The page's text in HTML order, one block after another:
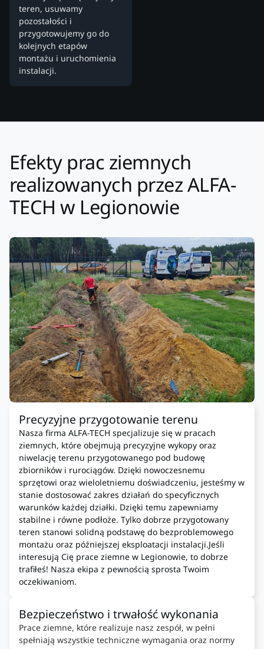
teren, usuwamy
pozostałości i
przygotowujemy go do
kolejnych etapów
montażu i uruchomienia
instalacji.
Efekty prac ziemnych
realizowanych przez ALFA-
TECH w Legionowie
Precyzyjne przygotowanie terenu
Nasza firma ALFA-TECH specjalizuje się w pracach
ziemnych, które obejmują precyzyjne wykopy oraz
niwelację terenu przygotowanego pod budowę
zbiorników i rurociągów. Dzięki nowoczesnemu
sprzętowi oraz wieloletniemu doświadczeniu, jesteśmy w
stanie dostosować zakres działań do specyficznych
warunków każdej działki. Dzięki temu zapewniamy
stabilne i równe podłoże. Tylko dobrze przygotowany
teren stanowi solidną podstawę do bezproblemowego
montażu oraz późniejszej eksploatacji instalacji.Jeśli
interesują Cię prace ziemne w Legionowie, to dobrze
trafiłeś! Nasza ekipa z pewnością sprosta Twoim
oczekiwaniom.
Bezpieczeństwo i trwałość wykonania
Prace ziemne, które realizuje nasz zespół, w pełni
spełniają wszystkie techniczne wymagania oraz normy